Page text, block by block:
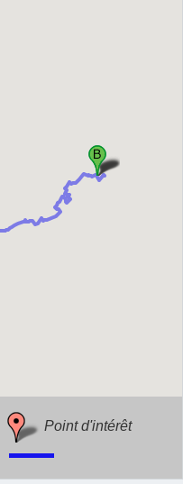
Point d'intérêt